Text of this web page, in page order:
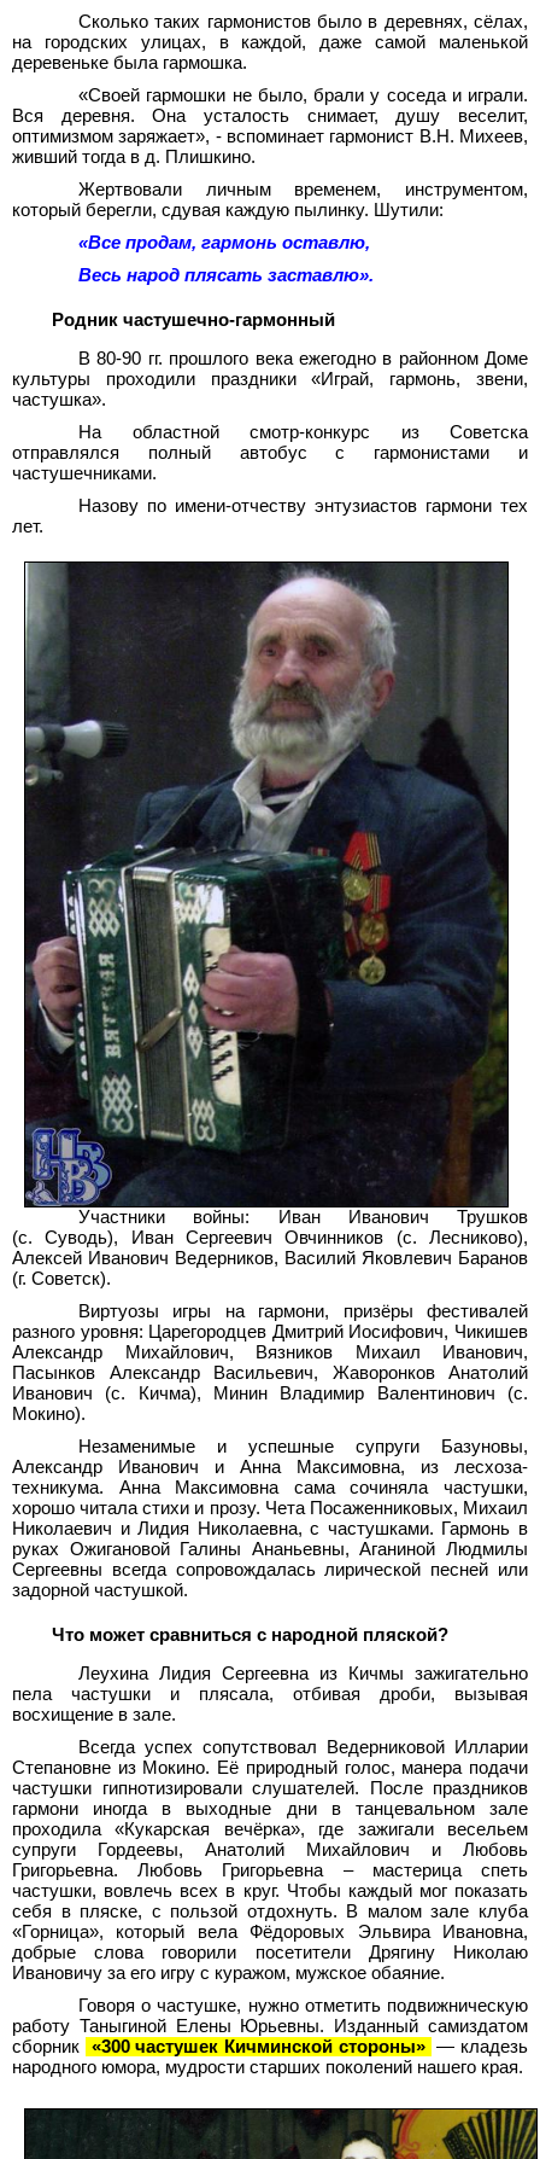
Сколько таких гармонистов было в деревнях, сёлах,
на городских улицах, в каждой, даже самой маленькой
деревеньке была гармошка.
«Своей гармошки не было, брали у соседа и играли.
Вся деревня. Она усталость снимает, душу веселит,
оптимизмом заряжает», - вспоминает гармонист В.Н. Михеев,
живший тогда в д. Плишкино.
Жертвовали личным временем, инструментом,
который берегли, сдувая каждую пылинку. Шутили:
«Все продам, гармонь оставлю,
Весь народ плясать заставлю».
Родник частушечно-гармонный
В 80-90 гг. прошлого века ежегодно в районном Доме
культуры проходили праздники «Играй, гармонь, звени,
частушка».
На областной смотр-конкурс из Советска
отправлялся полный автобус с гармонистами и
частушечниками.
Назову по имени-отчеству энтузиастов гармони тех
лет.
Участники войны: Иван Иванович Трушков
(с. Суводь), Иван Сергеевич Овчинников (с. Лесниково),
Алексей Иванович Ведерников, Василий Яковлевич Баранов
(г. Советск).
Виртуозы игры на гармони, призёры фестивалей
разного уровня: Царегородцев Дмитрий Иосифович, Чикишев
Александр Михайлович, Вязников Михаил Иванович,
Пасынков Александр Васильевич, Жаворонков Анатолий
Иванович (с. Кичма), Минин Владимир Валентинович (с.
Мокино).
Незаменимые и успешные супруги Базуновы,
Александр Иванович и Анна Максимовна, из лесхоза-
техникума. Анна Максимовна сама сочиняла частушки,
хорошо читала стихи и прозу. Чета Посаженниковых, Михаил
Николаевич и Лидия Николаевна, с частушками. Гармонь в
руках Ожигановой Галины Ананьевны, Аганиной Людмилы
Сергеевны всегда сопровождалась лирической песней или
задорной частушкой.
Что может сравниться с народной пляской?
Леухина Лидия Сергеевна из Кичмы зажигательно
пела частушки и плясала, отбивая дроби, вызывая
восхищение в зале.
Всегда успех сопутствовал Ведерниковой Илларии
Степановне из Мокино. Её природный голос, манера подачи
частушки гипнотизировали слушателей. После праздников
гармони иногда в выходные дни в танцевальном зале
проходила «Кукарская вечёрка», где зажигали весельем
супруги Гордеевы, Анатолий Михайлович и Любовь
Григорьевна. Любовь Григорьевна – мастерица спеть
частушки, вовлечь всех в круг. Чтобы каждый мог показать
себя в пляске, с пользой отдохнуть. В малом зале клуба
«Горница», который вела Фёдоровых Эльвира Ивановна,
добрые слова говорили посетители Дрягину Николаю
Ивановичу за его игру с куражом, мужское обаяние.
Говоря о частушке, нужно отметить подвижническую
работу Таныгиной Елены Юрьевны. Изданный самиздатом
сборник
«300 частушек Кичминской стороны» — кладезь
народного юмора, мудрости старших поколений нашего края.